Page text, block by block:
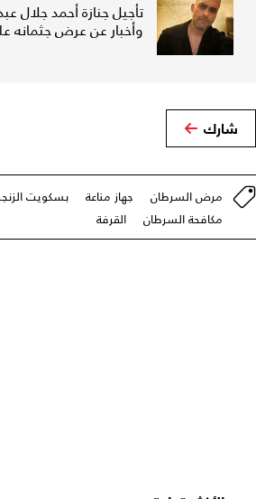
تأجيل جنازة أحمد جلال
وأخبار عن عرض
شارك
مرض السرطان جهاز مناعة بسكويت
مكافحة السرطان
القرفة